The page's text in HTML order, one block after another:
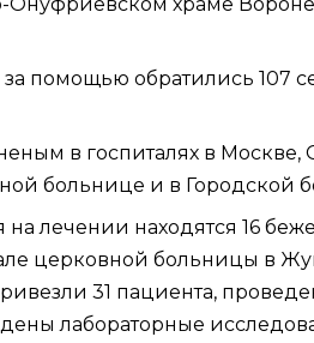
за помощью обратились 107
в госпиталях в
больнице и в
лечении находятся 16
церковной больницы в
31 пациента,
лабораторные